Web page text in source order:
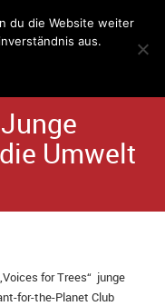
Umwelt
for Trees“ junge
for-the-Planet Club
du die Website weiter
aus.